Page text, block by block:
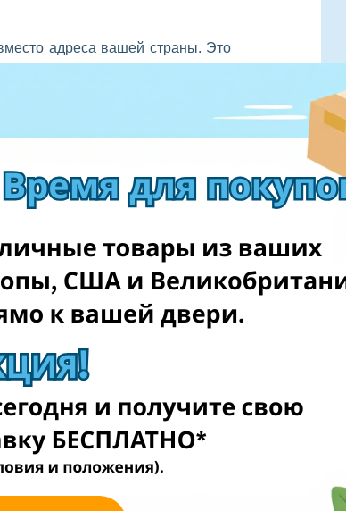
адреса вашей страны. Это
отправке в Эстонию.
выдачи.
заказов в одну посылку.
можно отправить все посылки на
отправку в Эстонию.
одну посылку вместо нескольких.
в UK или при отправке